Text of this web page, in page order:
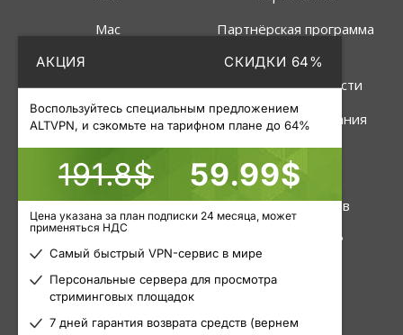
АКЦИЯ СКИДКИ 64%
Воспользуйтесь специальным предложением
ALTVPN, и сэкомьте на тарифном плане до 64%
191.8$ 59.99$
Цена указана за план подписки 24 месяца, может
применяться НДС
Самый быстрый VPN-сервис в мире
Персональные сервера для просмотра
стриминговых площадок
7 дней гарантия возврата средств (вернем
Mac
Партнёрская программа
Политика
конфиденциальности
Правила пользования
Услуги
VPN
Пакетные прокси
Мобильные прокси
Инструменты
Статус серверов
Узнать свой IP